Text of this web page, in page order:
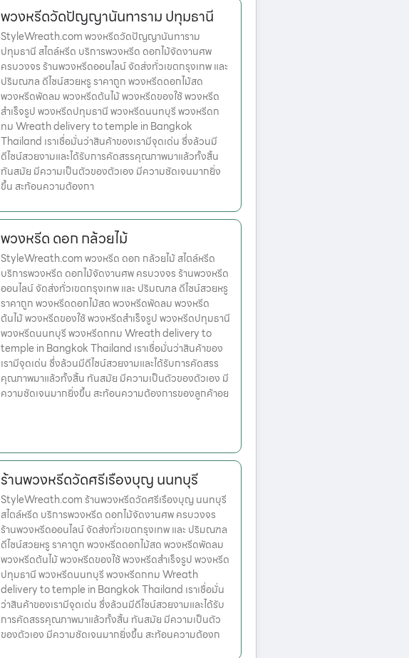
พวงหรีดวัดปัญญานันทาราม ปทุมธานี
StyleWreath.com พวงหรีดวัดปัญญานันทาราม
ปทุมธานี สไตล์หรีด บริการพวงหรีด ดอกไม้จัดงานศพ
ครบวงจร ร้านพวงหรีดออนไลน์ จัดส่งทั่วเขตกรุงเทพ และ
ปริมณฑล ดีไซน์สวยหรู ราคาถูก พวงหรีดดอกไม้สด
พวงหรีดพัดลม พวงหรีดต้นไม้ พวงหรีดของใช้ พวงหรีด
สำเร็จรูป พวงหรีดปทุมธานี พวงหรีดนนทบุรี พวงหรีดก
ทม Wreath delivery to temple in Bangkok
Thailand เราเชื่อมั่นว่าสินค้าของเรามีจุดเด่น ซึ่งล้วนมี
ดีไซน์สวยงามและได้รับการคัดสรรคุณภาพมาแล้วทั้งสิ้น
ทันสมัย มีความเป็นตัวของตัวเอง มีความชัดเจนมากยิ่ง
ขึ้น สะท้อนความต้องกา
พวงหรีด ดอก กล้วยไม้
StyleWreath.com พวงหรีด ดอก กล้วยไม้ สไตล์หรีด
บริการพวงหรีด ดอกไม้จัดงานศพ ครบวงจร ร้านพวงหรีด
ออนไลน์ จัดส่งทั่วเขตกรุงเทพ และ ปริมณฑล ดีไซน์สวยหรู
ราคาถูก พวงหรีดดอกไม้สด พวงหรีดพัดลม พวงหรีด
ต้นไม้ พวงหรีดของใช้ พวงหรีดสำเร็จรูป พวงหรีดปทุมธานี
พวงหรีดนนทบุรี พวงหรีดกทม Wreath delivery to
temple in Bangkok Thailand เราเชื่อมั่นว่าสินค้าของ
เรามีจุดเด่น ซึ่งล้วนมีดีไซน์สวยงามและได้รับการคัดสรร
คุณภาพมาแล้วทั้งสิ้น ทันสมัย มีความเป็นตัวของตัวเอง มี
ความชัดเจนมากยิ่งขึ้น สะท้อนความต้องการของลูกค้าอย
ร้านพวงหรีดวัดศรีเรืองบุญ นนทบุรี
StyleWreath.com ร้านพวงหรีดวัดศรีเรืองบุญ นนทบุรี
สไตล์หรีด บริการพวงหรีด ดอกไม้จัดงานศพ ครบวงจร
ร้านพวงหรีดออนไลน์ จัดส่งทั่วเขตกรุงเทพ และ ปริมณฑล
ดีไซน์สวยหรู ราคาถูก พวงหรีดดอกไม้สด พวงหรีดพัดลม
พวงหรีดต้นไม้ พวงหรีดของใช้ พวงหรีดสำเร็จรูป พวงหรีด
ปทุมธานี พวงหรีดนนทบุรี พวงหรีดกทม Wreath
delivery to temple in Bangkok Thailand เราเชื่อมั่น
ว่าสินค้าของเรามีจุดเด่น ซึ่งล้วนมีดีไซน์สวยงามและได้รับ
การคัดสรรคุณภาพมาแล้วทั้งสิ้น ทันสมัย มีความเป็นตัว
ของตัวเอง มีความชัดเจนมากยิ่งขึ้น สะท้อนความต้องก